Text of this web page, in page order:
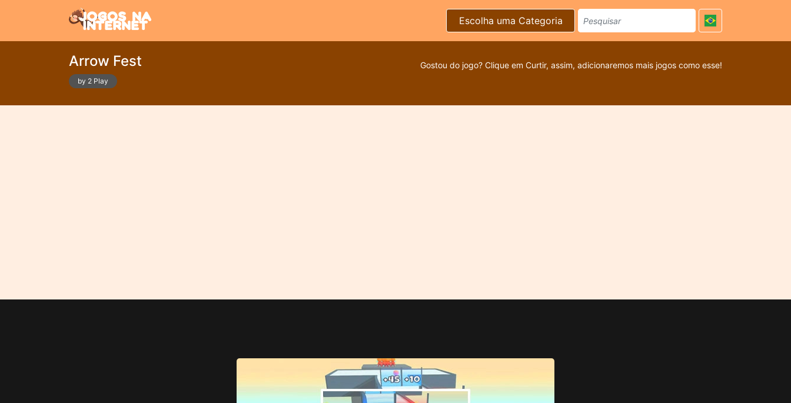
Escolha uma Categoria
Arrow Fest
by 2 Play
Gostou do jogo? Clique em Curtir, assim, adicionaremos mais jogos como esse!